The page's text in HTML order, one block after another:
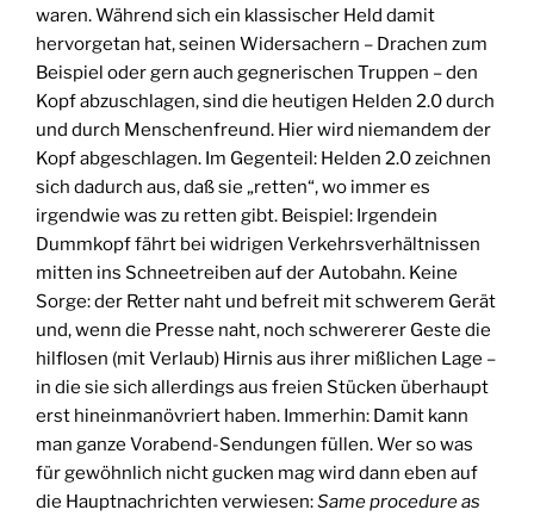
waren. Während sich ein klassischer Held damit
hervorgetan hat, seinen Widersachern – Drachen zum
Beispiel oder gern auch gegnerischen Truppen – den
Kopf abzuschlagen, sind die heutigen Helden 2.0 durch
und durch Menschenfreund. Hier wird niemandem der
Kopf abgeschlagen. Im Gegenteil: Helden 2.0 zeichnen
sich dadurch aus, daß sie „retten“, wo immer es
irgendwie was zu retten gibt. Beispiel: Irgendein
Dummkopf fährt bei widrigen Verkehrsverhältnissen
mitten ins Schneetreiben auf der Autobahn. Keine
Sorge: der Retter naht und befreit mit schwerem Gerät
und, wenn die Presse naht, noch schwererer Geste die
hilflosen (mit Verlaub) Hirnis aus ihrer mißlichen Lage –
in die sie sich allerdings aus freien Stücken überhaupt
erst hineinmanövriert haben. Immerhin: Damit kann
man ganze Vorabend-Sendungen füllen. Wer so was
für gewöhnlich nicht gucken mag wird dann eben auf
die Hauptnachrichten verwiesen:Same procedure as